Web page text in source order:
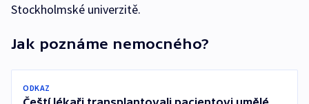
Stockholmské univerzitě.
Jak poznáme nemocného?
ODKAZ